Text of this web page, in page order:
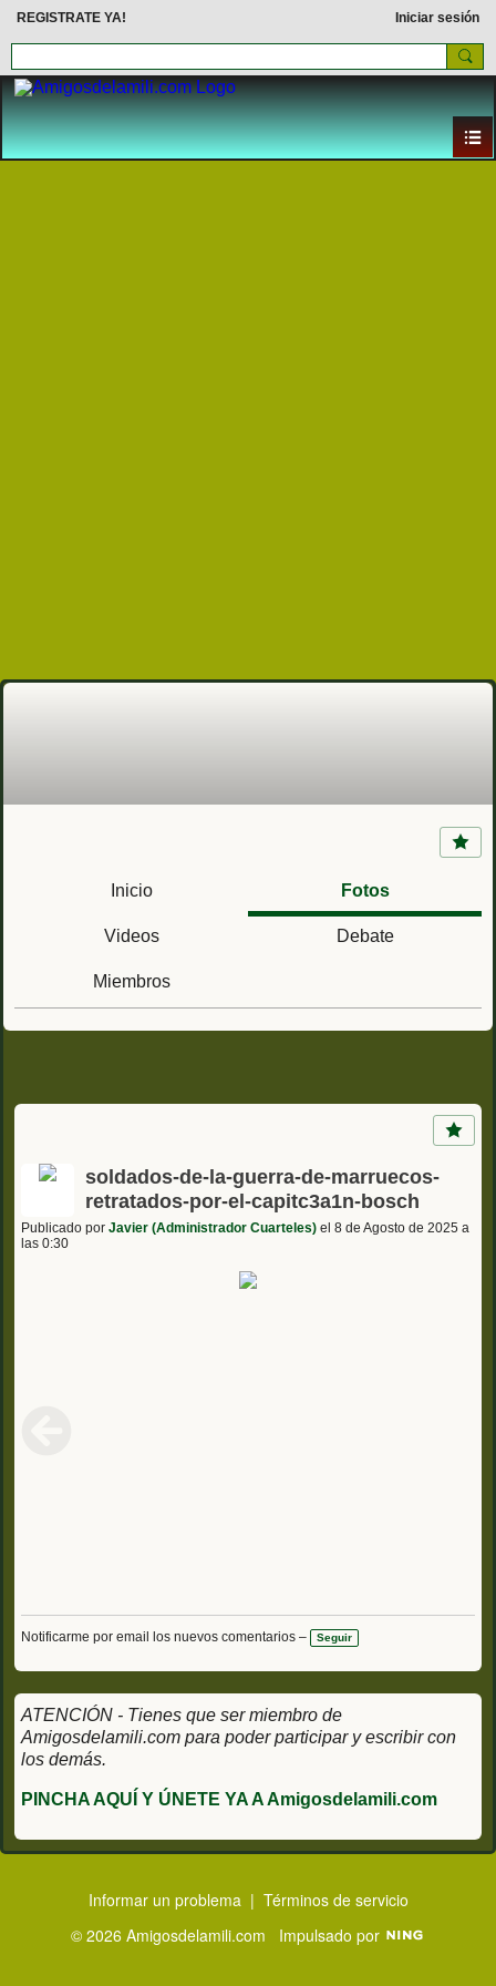
REGISTRATE YA! Iniciar sesión
Regimiento Mixto de Ingenieros de Melilla
(Protectorado Español de Marruecos)
Inicio Fotos
Videos Debate
Miembros
soldados-de-la-guerra-de-marruecos-
retratados-por-el-capitc3a1n-bosch
Publicado por Javier (Administrador Cuarteles) el 8 de Agosto de 2025 a
las 0:30
Notificarme por email los nuevos comentarios – Seguir
ATENCIÓN - Tienes que ser miembro de
Amigosdelamili.com para poder participar y escribir con
los demás.
PINCHA AQUÍ Y ÚNETE YA A Amigosdelamili.com
Informar un problema| Términos de servicio
© 2026 Amigosdelamili.com Impulsado por